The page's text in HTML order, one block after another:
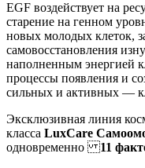
EGF воздействует на
старение на генном
новых молодых клеток,
самовосстановления
наполненным энергией
процессы появления и
сильных и активных —
Эксклюзивная линия
класса LuxCare
одновременно11